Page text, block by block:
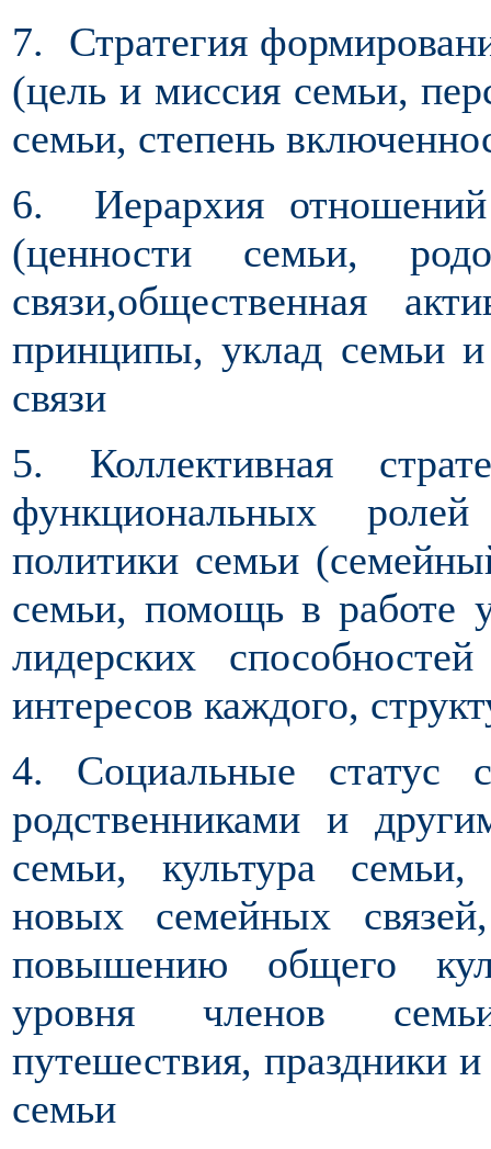
7. Стратегия
(цель и миссия семьи,
семьи, степень
6. Иерархия
(ценности семьи,
связи,общественная
принципы, уклад семьи и
связи
5. Коллективная
функциональных
политики семьи
семьи, помощь в работе
лидерских
интересов каждого,
4. Социальные статус
родственниками и
семьи, культура
новых семейных
повышению общего
уровня членов
путешествия, праздники
семьи